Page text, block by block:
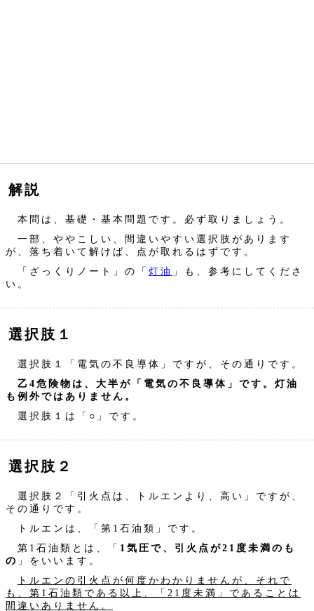
解説
本問は、基礎・基本問題です。必ず取りましょう。
一部、ややこしい、間違いやすい選択肢があります
が、落ち着いて解けば、点が取れるはずです。
「ざっくりノート」の「 灯油 」も、参考にしてくださ
い。
選択肢１
選択肢１「電気の不良導体」ですが、その通りです。
乙4危険物は、大半が「電気の不良導体」です。灯油
も例外ではありません。
選択肢１は「○」です。
選択肢２
選択肢２「引火点は、トルエンより、高い」ですが、
その通りです。
トルエンは、「第1石油類」です。
第1石油類とは、「 1気圧で、引火点が21度未満のも
の 」をいいます。
トルエンの引火点が何度かわかりませんが、それで
も、第1石油類である以上、「21度未満」であることは
間違いありません。